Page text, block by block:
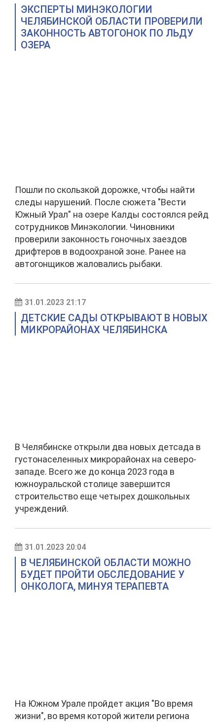
ЭКСПЕРТЫ МИНЭКОЛОГИИ
ЧЕЛЯБИНСКОЙ ОБЛАСТИ ПРОВЕРИЛИ
ЗАКОННОСТЬ АВТОГОНОК ПО ЛЬДУ
ОЗЕРА
Пошли по скользкой дорожке, чтобы найти
следы нарушений. После сюжета "Вести
Южный Урал" на озере Калды состоялся рейд
сотрудников Минэкологии. Чиновники
проверили законность гоночных заездов
дрифтеров в водоохраной зоне. Ранее на
автогонщиков жаловались рыбаки.
31.01.2023 21:17
ДЕТСКИЕ САДЫ ОТКРЫВАЮТ В НОВЫХ
МИКРОРАЙОНАХ ЧЕЛЯБИНСКА
В Челябинске открыли два новых детсада в
густонаселенных микрорайонах на северо-
западе. Всего же до конца 2023 года в
южноуральской столице завершится
строительство еще четырех дошкольных
учреждений.
31.01.2023 20:04
В ЧЕЛЯБИНСКОЙ ОБЛАСТИ МОЖНО
БУДЕТ ПРОЙТИ ОБСЛЕДОВАНИЕ У
ОНКОЛОГА, МИНУЯ ТЕРАПЕВТА
На Южном Урале пройдет акция "Во время
жизни", во время которой жители региона